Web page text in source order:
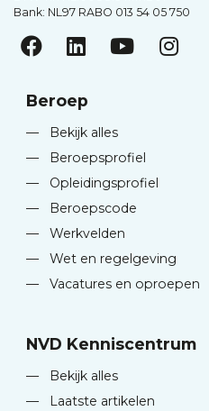
Bank: NL97 RABO 013 54 05 750
Beroep
—
Bekijk alles
—
Beroepsprofiel
—
Opleidingsprofiel
—
Beroepscode
—
Werkvelden
—
Wet en regelgeving
—
Vacatures en oproepen
NVD Kenniscentrum
—
Bekijk alles
—
Laatste artikelen